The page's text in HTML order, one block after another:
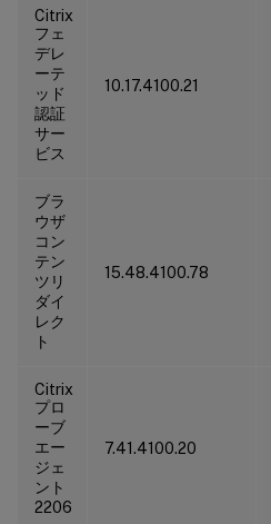
Citrix
フェ
デレ
ーテ
ッド
認証
サー
ビス
10.17.4100.21
ブラ
ウザ
コン
テン
ツリ
ダイ
レク
ト
15.48.4100.78
Citrix
プロ
ーブ
エー
ジェ
ント
2206
7.41.4100.20